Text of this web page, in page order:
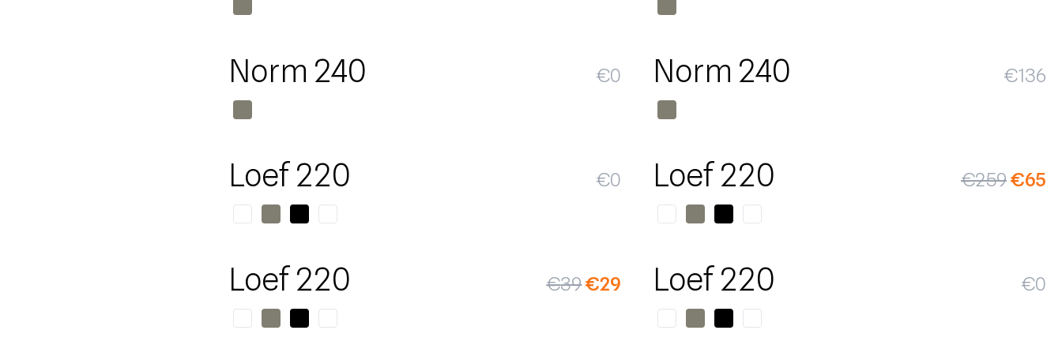
Norm 240 €0 Norm 240 €136
Loef 220 €0 Loef 220 €259€65
Loef 220 €39€29 Loef 220 €0